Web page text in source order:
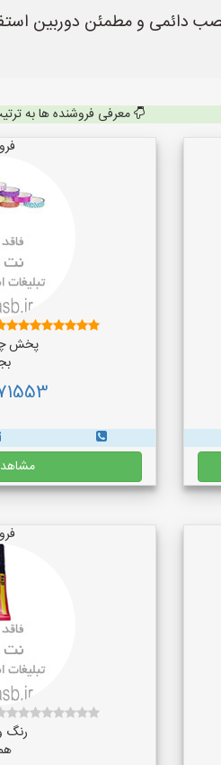
دائمی و مطمئن دوربین
معرفی فروشنده ها به
پخش